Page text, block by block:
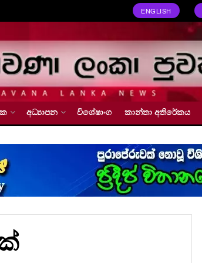
ENGLISH
අධ්‍යාපන විශේෂාංග කාන්තා අතිරේකය